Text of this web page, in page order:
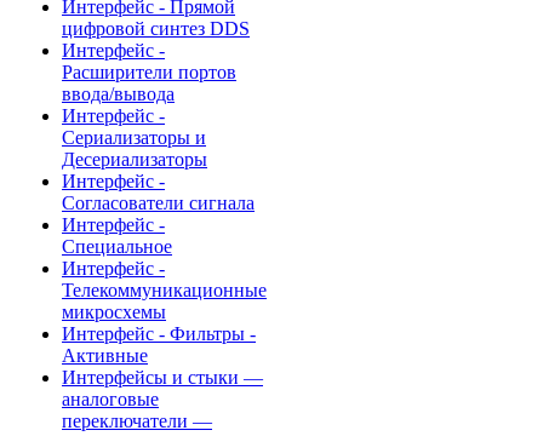
Интерфейс - Прямой
цифровой синтез DDS
Интерфейс -
Расширители портов
ввода/вывода
Интерфейс -
Сериализаторы и
Десериализаторы
Интерфейс -
Согласователи сигнала
Интерфейс -
Специальное
Интерфейс -
Телекоммуникационные
микросхемы
Интерфейс - Фильтры -
Активные
Интерфейсы и стыки —
аналоговые
переключатели —